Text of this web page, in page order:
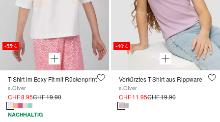
-55%
T-Shirt im Boxy Fit mit Rückenprint
s.Oliver
CHF 8.95CHF 19.90
NACHHALTIG
-40%
Verkürztes T-Shirt aus Rippware
s.Oliver
CHF 11.95CHF 19.90